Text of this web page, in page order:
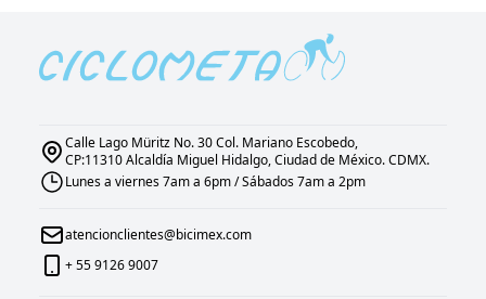
Calle Lago Müritz No. 30 Col. Mariano Escobedo,
CP:11310 Alcaldía Miguel Hidalgo, Ciudad de México. CDMX.
Lunes a viernes 7am a 6pm / Sábados 7am a 2pm
atencionclientes@bicimex.com
+ 55 9126 9007